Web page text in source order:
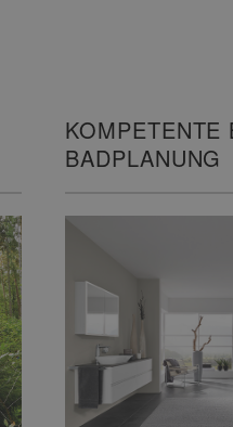
KOMPETENTE
BADPLANUNG